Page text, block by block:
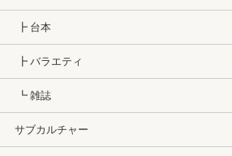
┣ 台本
┣ バラエティ
┗ 雑誌
サブカルチャー